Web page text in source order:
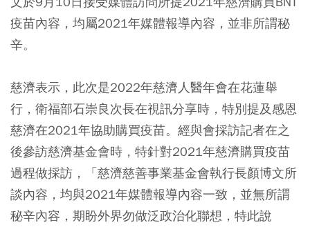
疫苗內容，均屬2021年媒體報導內容，並非所謂秘
辛。
慈濟表示，此次是2022年慈濟人醫年會在花蓮舉
行，衛福部石崇良次長在視訊分享時，特別提及感恩
慈濟在2021年協助購買疫苗。經與會採訪記者在之
後參訪慈濟基金會時，特針對2021年慈濟購買疫苗
過程做採訪，「慈濟慈善事業基金會執行長顏博文所
談內容，均與2021年媒體報導內容一致，並無所謂
秘辛內容，期盼外界勿做泛政治化聯想，特此說